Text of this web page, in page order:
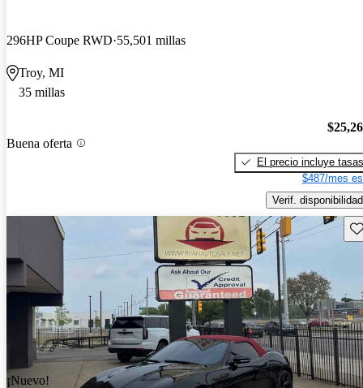
296HP Coupe RWD 55,501 millas
Troy, MI
35 millas
Buena oferta
El precio incluye tasas
$487/mes
Verif. disponibilidad
¡Nuevo!